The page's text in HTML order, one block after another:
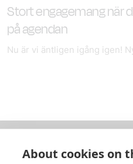
Stort engagemang när
på agendan
Nu är vi äntligen igång igen!
About cookies on